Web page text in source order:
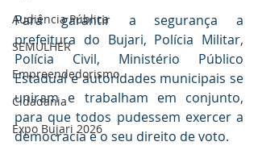
Audiência Pública
SEMULHER
Empreendedorismo
Cidadania
Expo Bujari 2026
Para garantir a segurança a
prefeitura do Bujari, Polícia Militar,
Polícia Civil, Ministério Público
Estadual e autoridades municipais se
uniram e trabalham em conjunto,
para que todos pudessem exercer a
democracia e o seu direito de voto.